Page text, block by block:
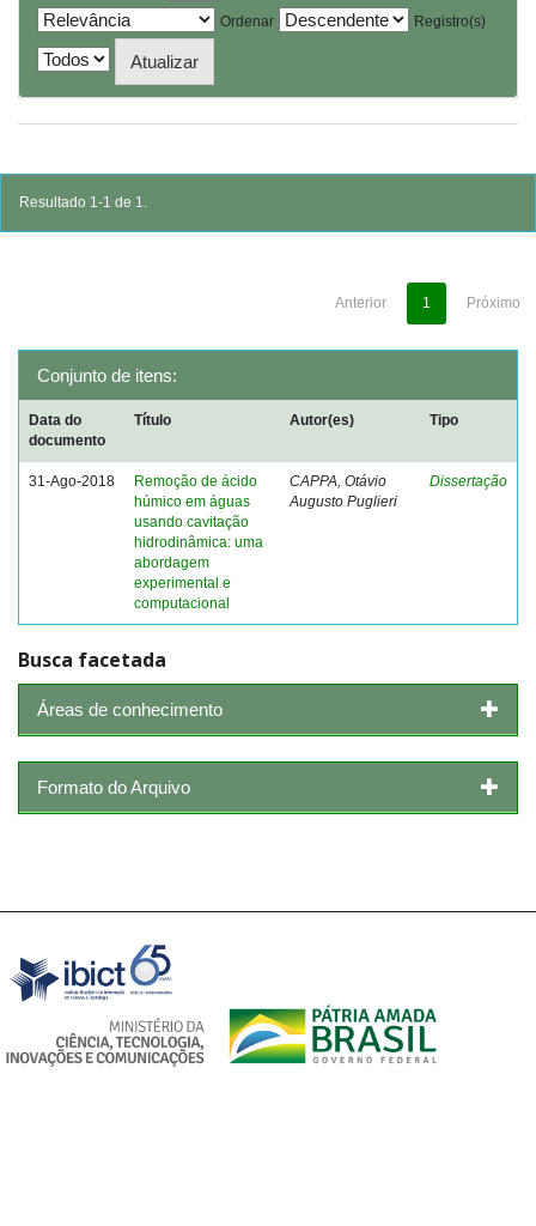
Ordenar
Registro(s)
Resultado 1-1 de 1.
Anterior 1 Próximo
Conjunto de itens:
Data do
documento
Título Autor(es) Tipo
31-Ago-2018
Remoção de ácido
húmico em águas
usando cavitação
hidrodinâmica: uma
abordagem
experimental e
computacional
CAPPA, Otávio
Augusto Puglieri
Dissertação
Busca facetada
Áreas de conhecimento
Formato do Arquivo